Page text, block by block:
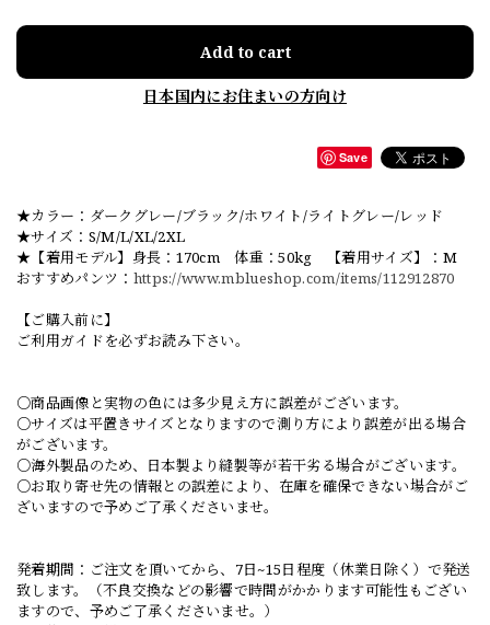
Add to cart
日本国内にお住まいの方向け
Save
★カラー：ダークグレー/ブラック/ホワイト/ライトグレー/レッド
★サイズ：S/M/L/XL/2XL
★【着用モデル】身長：170cm 体重：50kg 【着用サイズ】：M
おすすめパンツ： https://www.mblueshop.com/items/112912870
【ご購入前に】
ご利用ガイドを必ずお読み下さい。
○商品画像と実物の色には多少見え方に誤差がございます。
○サイズは平置きサイズとなりますので測り方により誤差が出る場合
がございます。
○海外製品のため、日本製より縫製等が若干劣る場合がございます。
○お取り寄せ先の情報との誤差により、在庫を確保できない場合がご
ざいますので予めご了承くださいませ。
発着期間：ご注文を頂いてから、7日~15日程度（休業日除く）で発送
致します。（不良交換などの影響で時間がかかります可能性もござい
ますので、予めご了承くださいませ。）